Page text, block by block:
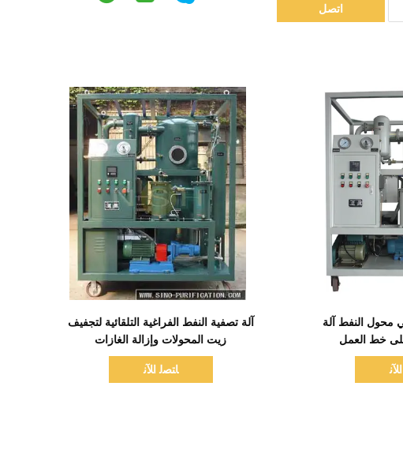
اتصل
آلة تصفية النفط الفراغية التلقائية لتجفيف
زيت المحولات وإزالة الغازات
ﺎﺘﺼﻟ ﺍﻶﻧ
محول النفط آلة
خط العمل